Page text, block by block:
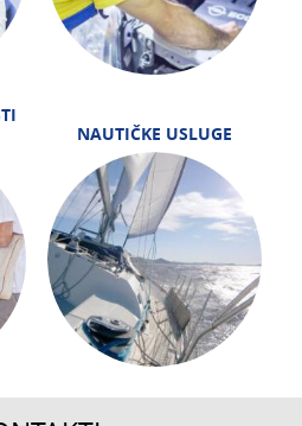
NAUTIČKE USLUGE